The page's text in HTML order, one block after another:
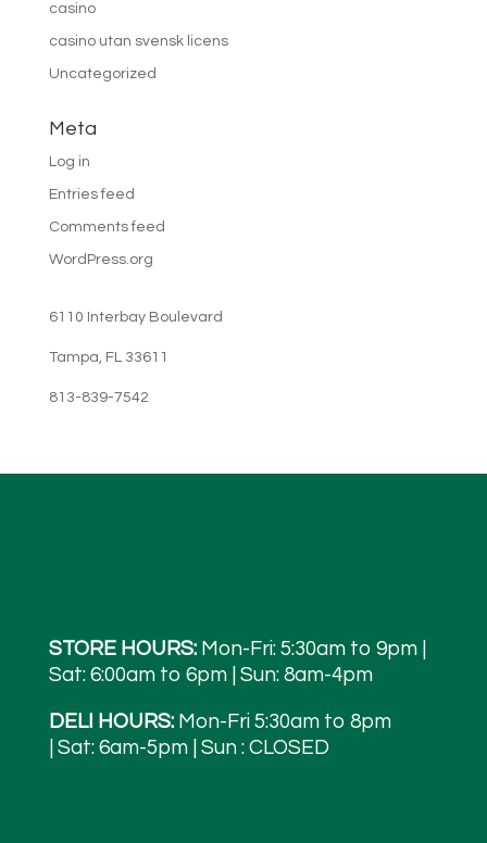
casino
casino utan svensk licens
Uncategorized
Meta
Log in
Entries feed
Comments feed
WordPress.org
6110 Interbay Boulevard
Tampa, FL 33611
813-839-7542
STORE HOURS: Mon-Fri: 5:30am to 9pm |
Sat: 6:00am to 6pm | Sun: 8am-4pm
DELI HOURS: Mon-Fri 5:30am to 8pm
| Sat: 6am-5pm | Sun : CLOSED